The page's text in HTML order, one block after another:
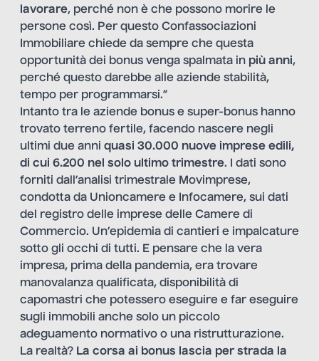
lavorare, perché non è che possono morire le
persone così. Per questo Confassociazioni
Immobiliare chiede da sempre che questa
opportunità dei bonus venga spalmata in più anni,
perché questo darebbe alle aziende stabilità,
tempo per programmarsi.”
Intanto tra le aziende bonus e super-bonus hanno
trovato terreno fertile, facendo nascere negli
ultimi due anni quasi 30.000 nuove imprese edili,
di cui 6.200 nel solo ultimo trimestre. I dati sono
forniti dall’analisi trimestrale Movimprese,
condotta da Unioncamere e Infocamere, sui dati
del registro delle imprese delle Camere di
Commercio. Un’epidemia di cantieri e impalcature
sotto gli occhi di tutti. E pensare che la vera
impresa, prima della pandemia, era trovare
manovalanza qualificata, disponibilità di
capomastri che potessero eseguire e far eseguire
sugli immobili anche solo un piccolo
adeguamento normativo o una ristrutturazione.
La realtà? La corsa ai bonus lascia per strada la